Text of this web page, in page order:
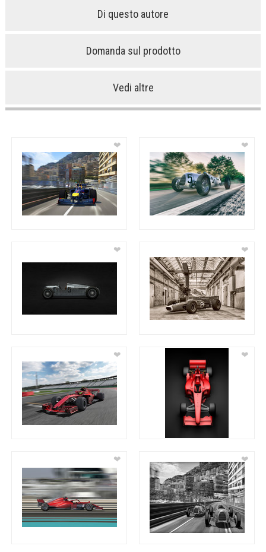
Di questo autore
Domanda sul prodotto
Vedi altre
❤ ❤
❤ ❤
❤ ❤
❤ ❤